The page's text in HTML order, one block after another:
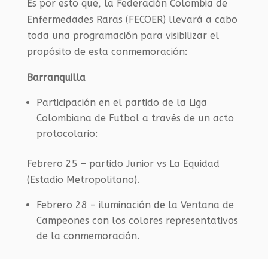
Es por esto que, la Federación Colombia de
Enfermedades Raras (FECOER) llevará a cabo
toda una programación para visibilizar el
propósito de esta conmemoración:
Barranquilla
Participación en el partido de la Liga
Colombiana de Futbol a través de un acto
protocolario:
Febrero 25 – partido Junior vs La Equidad
(Estadio Metropolitano).
Febrero 28 – iluminación de la Ventana de
Campeones con los colores representativos
de la conmemoración.